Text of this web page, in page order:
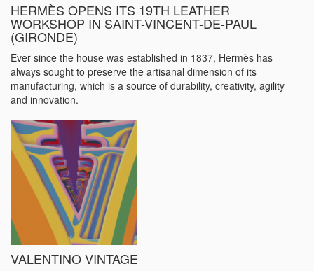
HERMÈS OPENS ITS 19TH LEATHER
WORKSHOP IN SAINT-VINCENT-DE-PAUL
(GIRONDE)
Ever since the house was established in 1837, Hermès has
always sought to preserve the artisanal dimension of its
manufacturing, which is a source of durability, creativity, agility
and innovation.
VALENTINO VINTAGE